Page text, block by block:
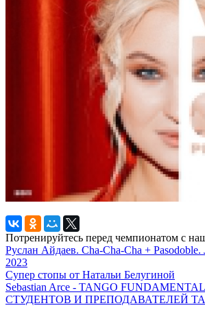
Потренируйтесь перед чемпионатом с
Руслан Айдаев. Cha-Cha-Cha +
2023
Супер стопы от Натальи Белугиной
Sebastian Arce - TANGO
СТУДЕНТОВ И ПРЕПОДАВАТЕЛЕЙ